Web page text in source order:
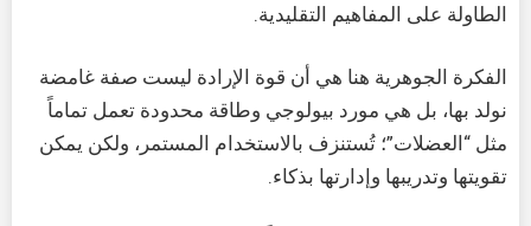
الطاولة على المفاهيم التقليدية.
الفكرة الجوهرية هنا هي أن قوة الإرادة ليست صفة غامضة
نولد بها، بل هي مورد بيولوجي وطاقة محدودة تعمل تماماً
مثل “العضلات”؛ تُستنزف بالاستخدام المستمر، ولكن يمكن
تقويتها وتدريبها وإدارتها بذكاء.